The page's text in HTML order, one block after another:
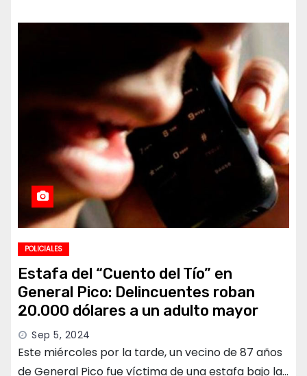
POLICIALES
Estafa del “Cuento del Tío” en
General Pico: Delincuentes roban
20.000 dólares a un adulto mayor
Sep 5, 2024
Este miércoles por la tarde, un vecino de 87 años
de General Pico fue víctima de una estafa bajo la…